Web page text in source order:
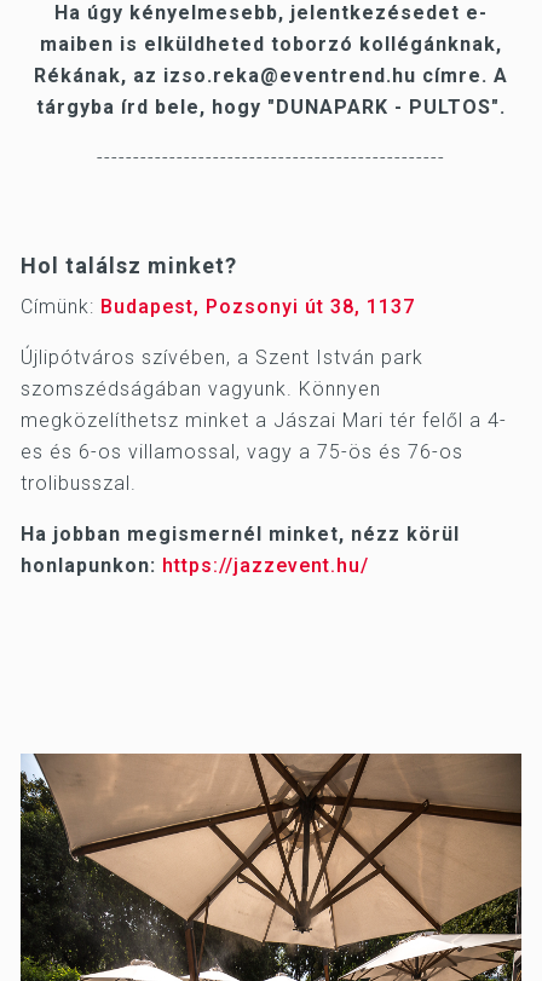
Ha úgy kényelmesebb, jelentkezésedet e-
maiben is elküldheted toborzó kollégánknak,
Rékának, az izso.reka@eventrend.hu címre. A
tárgyba írd bele, hogy "DUNAPARK - PULTOS".
------------------------------------------------
Hol találsz minket?
Címünk: Budapest, Pozsonyi út 38, 1137
Újlipótváros szívében, a Szent István park
szomszédságában vagyunk. Könnyen
megközelíthetsz minket a Jászai Mari tér felől a 4-
es és 6-os villamossal, vagy a 75-ös és 76-os
trolibusszal.
Ha jobban megismernél minket, nézz körül
honlapunkon: https://jazzevent.hu/